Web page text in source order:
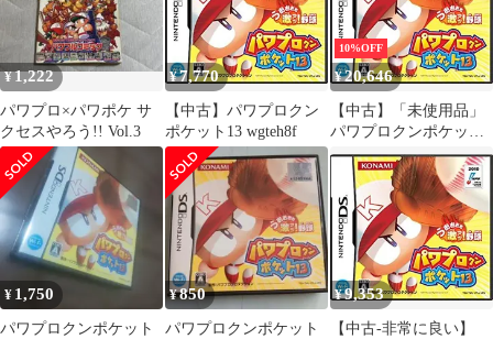
¥1,222
パワプロ×パワポケ サ
クセスやろう!! Vol.3
¥7,770
【中古】パワプロクン
ポケット13 wgteh8f
10%OFF
¥20,646
【中古】「未使用品」
パワプロクンポケット
13
¥ 1,750
パワプロクンポケット
¥850
パワプロクンポケット
¥9,353
【中古-非常に良い】